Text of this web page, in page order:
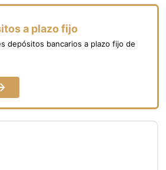
a plazo fijo
depósitos bancarios a plazo fijo de